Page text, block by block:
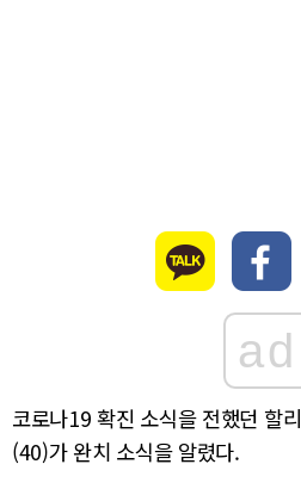
ad
코로나19 확진 소식을 전했던 할
(40)가 완치 소식을 알렸다.